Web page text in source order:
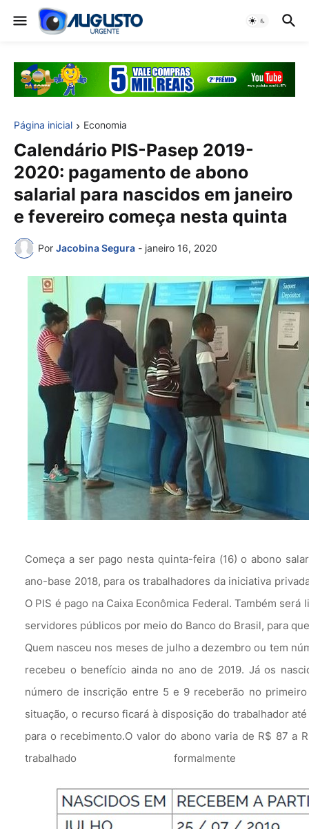
Página inicial Economia
Calendário PIS-Pasep 2019-
2020: pagamento de abono
salarial para nascidos em janeiro
e fevereiro começa nesta quinta
Por Jacobina Segura - janeiro 16, 2020
Começa a ser pago nesta quinta-feira (16) o abono
ano-base 2018, para os trabalhadores da iniciativa
O PIS é pago na Caixa Econômica Federal. Também
servidores públicos por meio do Banco do Brasil, para
Quem nasceu nos meses de julho a dezembro ou tem
recebeu o benefício ainda no ano de 2019. Já os
número de inscrição entre 5 e 9 receberão no
situação, o recurso ficará à disposição do trabalhador
para o recebimento.O valor do abono varia de R$ 87 a
trabalhado